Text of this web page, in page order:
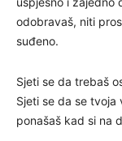
odobravaš, niti
suđeno.
Sjeti se da trebaš
Sjeti se da se
ponašaš kad si na